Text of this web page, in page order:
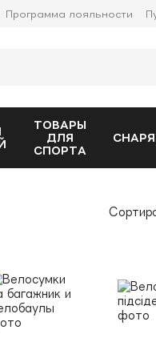
Программа лояльности
ТОВАРЫ
ДЛЯ
СПОРТА